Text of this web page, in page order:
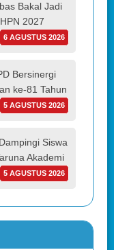
Bakal Jadi
2027
6 AGUSTUS 2026
Bersinergi
ke-81 Tahun
5 AGUSTUS 2026
Siswa
Akademi
5 AGUSTUS 2026